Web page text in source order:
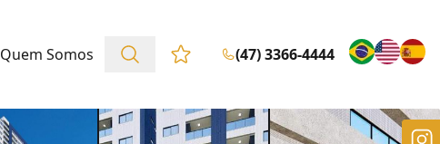
Quem Somos Favoritos (0 itens)
(47) 3366-4444